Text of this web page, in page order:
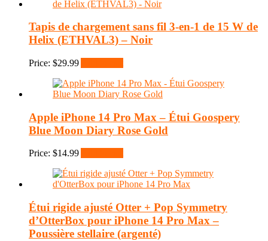
Tapis de chargement sans fil 3-en-1 de 15 W de
Helix (ETHVAL3) – Noir
Price: $29.99
Apple iPhone 14 Pro Max – Étui Goospery
Blue Moon Diary Rose Gold
Price: $14.99
Étui rigide ajusté Otter + Pop Symmetry
d’OtterBox pour iPhone 14 Pro Max –
Poussière stellaire (argenté)